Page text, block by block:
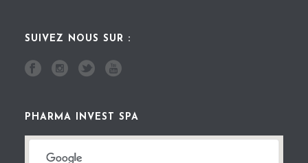
SUIVEZ NOUS SUR :
PHARMA INVEST SPA